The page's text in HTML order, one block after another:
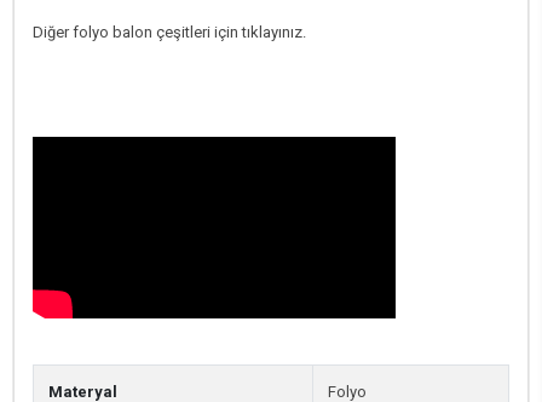
Diğer folyo balon çeşitleri için tıklayınız.
Materyal Folyo